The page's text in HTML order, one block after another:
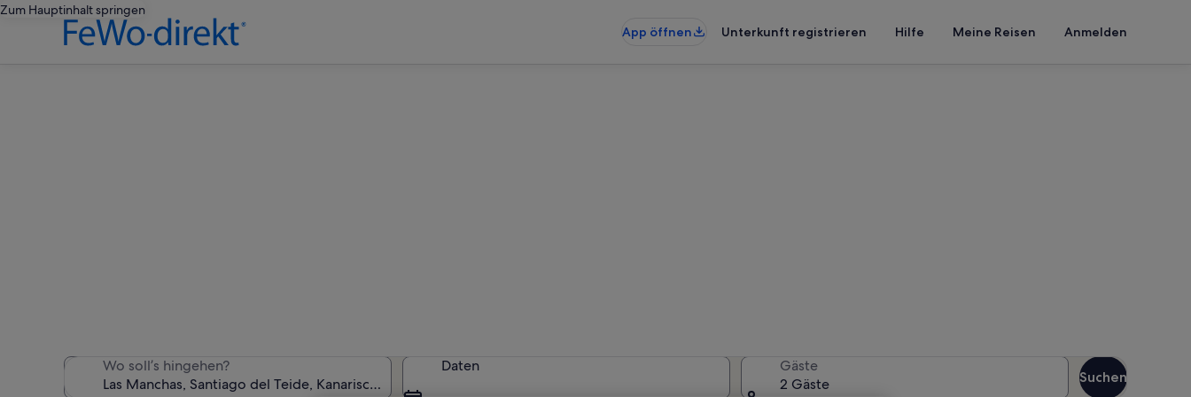
Zum Hauptinhalt springen
App öffnen
Unterkunft registrieren Hilfe Meine Reisen Anmelden
Wo soll’s hingehen? Daten
Gäste
2 Gäste
Suchen